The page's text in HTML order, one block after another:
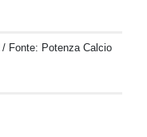
/ Fonte: Potenza Calcio